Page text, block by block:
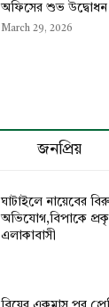
অফিসের শুভ উদ্বোধন
March 29, 2026
জনপ্রিয়
ঘাটাইলে নায়েবের
অভিযোগ,বিপাকে
এলাকাবাসী